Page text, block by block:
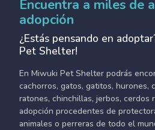
Encuentra a miles de
adopción
¿Estás pensando en
Pet Shelter!
En Miwuki Pet Shelter podrás
cachorros, gatos, gatitos, hurones,
ratones, chinchillas, jerbos, cerdos
adopción procedentes de
animales o perreras de todo el